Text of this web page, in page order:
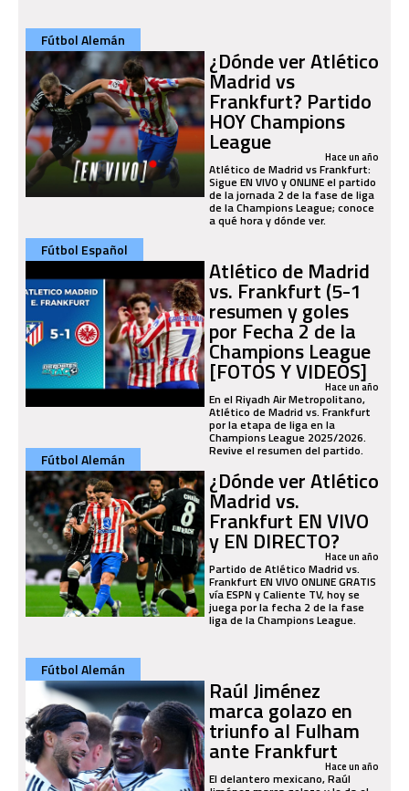
Fútbol Alemán
¿Dónde ver Atlético
Madrid vs
Frankfurt? Partido
HOY Champions
League Hace un año
Atlético de Madrid vs Frankfurt:
Sigue EN VIVO y ONLINE el partido
de la jornada 2 de la fase de liga
de la Champions League; conoce
a qué hora y dónde ver.
Fútbol Español
Atlético de Madrid
vs. Frankfurt (5-1
resumen y goles
por Fecha 2 de la
Champions League
[FOTOS Y VIDEOS]
Hace un año
En el Riyadh Air Metropolitano,
Atlético de Madrid vs. Frankfurt
por la etapa de liga en la
Champions League 2025/2026.
Revive el resumen del partido.
Fútbol Alemán
¿Dónde ver Atlético
Madrid vs.
Frankfurt EN VIVO
y EN DIRECTO?Hace un año
Partido de Atlético Madrid vs.
Frankfurt EN VIVO ONLINE GRATIS
vía ESPN y Caliente TV, hoy se
juega por la fecha 2 de la fase
liga de la Champions League.
Fútbol Alemán
Raúl Jiménez
marca golazo en
triunfo al Fulham
ante FrankfurtHace un año
El delantero mexicano, Raúl